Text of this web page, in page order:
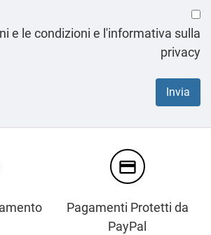
e le condizioni e l'informativa sulla
privacy
credit_card
Pagamenti Protetti da
PayPal